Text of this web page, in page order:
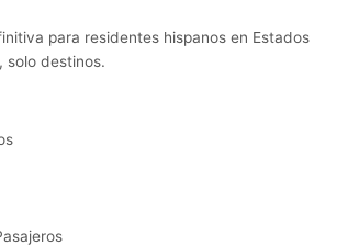
para residentes hispanos en Estados
solo destinos.